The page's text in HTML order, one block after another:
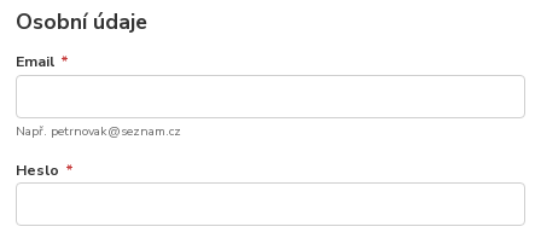
Osobní údaje
Email *
Např. petrnovak@seznam.cz
Heslo *